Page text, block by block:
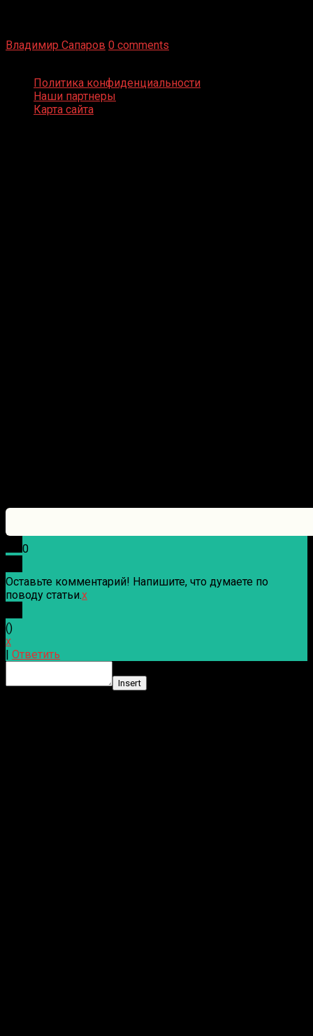
Владимир Сапаров 0 comments
Политика конфиденциальности
Наши партнеры
Карта сайта
0
Оставьте комментарий! Напишите, что думаете по
поводу статьи.x
()
x
Ответить
Insert